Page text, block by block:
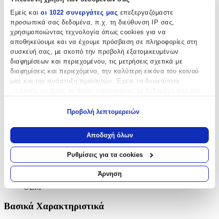
Εμείς και οι 1022 συνεργάτες μας επεξεργαζόμαστε
προσωπικά σας δεδομένα, π.χ. τη διεύθυνση IP σας,
χρησιμοποιώντας τεχνολογία όπως cookies για να
αποθηκεύουμε και να έχουμε πρόσβαση σε πληροφορίες στη
συσκευή σας, με σκοπό την προβολή εξατομικευμένων
διαφημίσεων και περιεχομένου, τις μετρήσεις σχετικά με
διαφημίσεις και περιεχόμενο, την καλύτερη εικόνα του κοινού
μας και την ανάπτυξη προϊόντων. Έχετε τη δυνατότητα
Να συλλέξουμε πληροφορίες σχετικά με τη γεωγραφική
σας τοποθεσία, οι οποίες μπορεί να είναι ακριβείς σε
απόσταση μερικών μέτρων
Να αναγνωρίσουμε τη συσκευή σας σαρώνοντας ενεργά
για συγκεκριμένα χαρακτηριστικά (δακτυλικό αποτύπωμα)
Μάθετε περισσότερα σχετικά με τον τρόπο επεξεργασίας των
προσωπικών σας δεδομένων και καθορίστε τις προτιμήσεις σας
ενότητα “Λεπτομέρειες”
ανακαλέσετε τη συγκατάθεσή σας ανά πάσα στιγμή από τη
Προβολή λεπτομερειών
Αποδοχή όλων
Ρυθμίσεις για τα cookies
Άρνηση
Μήκος:
cm
Πάχος:
10
+
Χαρακτηριστικά
Κατασκευαστής
OEM
Βασικά Χαρακτηριστικά